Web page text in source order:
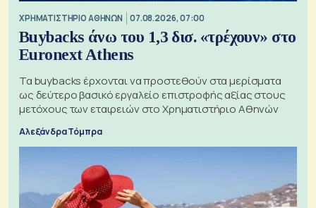
XΡΗΜΑΤΙΣΤΗΡΙΟ ΑΘΗΝΩΝ 07.08.2026, 07:00
Buybacks άνω του 1,3 δισ. «τρέχουν» στο
Euronext Athens
Τα buybacks έρχονται να προστεθούν στα μερίσματα
ως δεύτερο βασικό εργαλείο επιστροφής αξίας στους
μετόχους των εταιρειών στο Χρηματιστήριο Αθηνών
Αλεξάνδρα Τόμπρα